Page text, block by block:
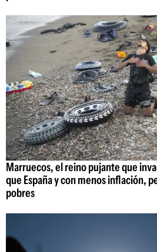
Marruecos, el reino pujante que
que España y con menos inflación,
pobres